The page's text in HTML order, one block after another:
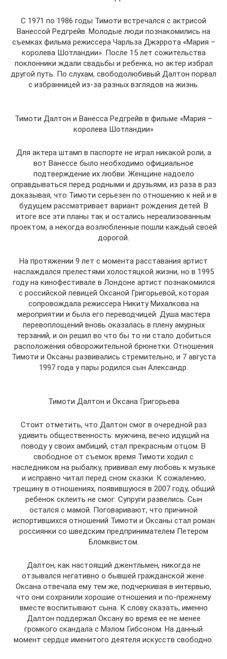
С 1971 по 1986 годы Тимоти встречался с актрисой
Ванессой Редгрейв. Молодые люди познакомились на
съемках фильма режиссера Чарльза Джэррота «Мария –
королева Шотландии». После 15 лет сожительства
поклонники ждали свадьбы и ребенка, но актер избрал
другой путь. По слухам, свободолюбивый Далтон порвал
с избранницей из-за разных взглядов на жизнь.
Тимоти Далтон и Ванесса Редгрейв в фильме «Мария –
королева Шотландии»
Для актера штамп в паспорте не играл никакой роли, а
вот Ванессе было необходимо официальное
подтверждение их любви. Женщине надоело
оправдываться перед родными и друзьями, из раза в раз
доказывая, что Тимоти серьезен по отношению к ней и в
будущем рассматривает вариант рождения детей. В
итоге все эти планы так и остались нереализованным
проектом, а некогда возлюбленные пошли каждый своей
дорогой.
На протяжении 9 лет с момента расставания артист
наслаждался прелестями холостяцкой жизни, но в 1995
году на кинофестивале в Лондоне артист познакомился
с российской певицей Оксаной Григорьевой, которая
сопровождала режиссера Никиту Михалкова на
мероприятии и была его переводчицей. Душа мастера
перевоплощений вновь оказалась в плену амурных
терзаний, и он решил во что бы то ни стало добиться
расположения обворожительной брюнетки. Отношения
Тимоти и Оксаны развивались стремительно, и 7 августа
1997 года у пары родился сын Александр.
Тимоти Далтон и Оксана Григорьева
Стоит отметить, что Далтон смог в очередной раз
удивить общественность: мужчина, вечно идущий на
поводу у своих амбиций, стал прекрасным отцом. В
свободное от съемок время Тимоти ходил с
наследником на рыбалку, прививал ему любовь к музыке
и исправно читал перед сном сказки. К сожалению,
трещину в отношениях, появившуюся в 2007 году, общий
ребенок склеить не смог. Супруги развелись. Сын
остался с мамой. Поговаривают, что причиной
испортившихся отношений Тимоти и Оксаны стал роман
россиянки со шведским предпринимателем Петером
Бломквистом.
Далтон, как настоящий джентльмен, никогда не
отзывался негативно о бывшей гражданской жене.
Оксана отвечала ему тем же, подчеркивая в интервью,
что они сохранили хорошие отношения и по-прежнему
вместе воспитывают сына. К слову сказать, именно
Далтон поддержал Оксану во время ее не менее
громкого скандала с Мэлом Гибсоном. На данный
момент сердце именитого деятеля искусств свободно.